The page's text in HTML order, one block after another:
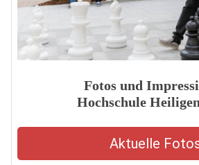
Fotos und
Hochschule
Aktuelle